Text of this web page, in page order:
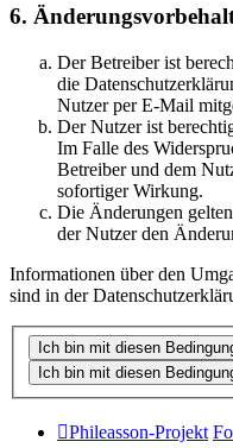
6.
Der Betreiber ist
die
Nutzer per E-Mail
Der Nutzer ist
Im Falle des
Betreiber und dem
sofortiger Wirkung.
Die Änderungen
der Nutzer den
Informationen über den
sind in der
Phileasson-Projekt